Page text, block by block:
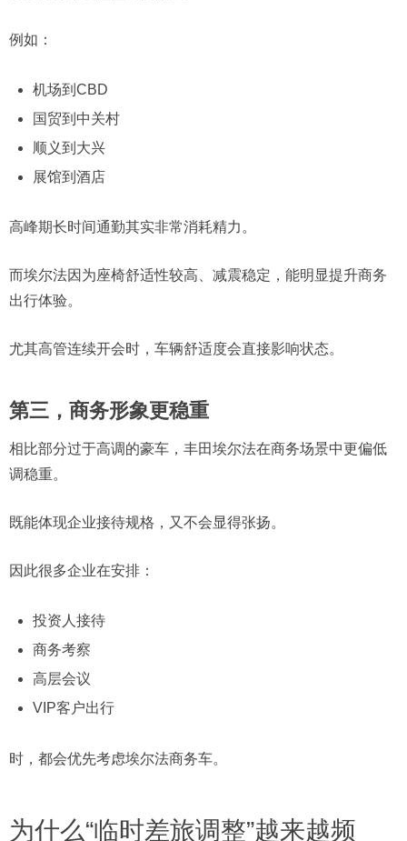
例如：
机场到CBD
国贸到中关村
顺义到大兴
展馆到酒店
高峰期长时间通勤其实非常消耗精力。
而埃尔法因为座椅舒适性较高、减震稳定，能明显提升商务
出行体验。
尤其高管连续开会时，车辆舒适度会直接影响状态。
第三，商务形象更稳重
相比部分过于高调的豪车，丰田埃尔法在商务场景中更偏低
调稳重。
既能体现企业接待规格，又不会显得张扬。
因此很多企业在安排：
投资人接待
商务考察
高层会议
VIP客户出行
时，都会优先考虑埃尔法商务车。
为什么“临时差旅调整”越来越频